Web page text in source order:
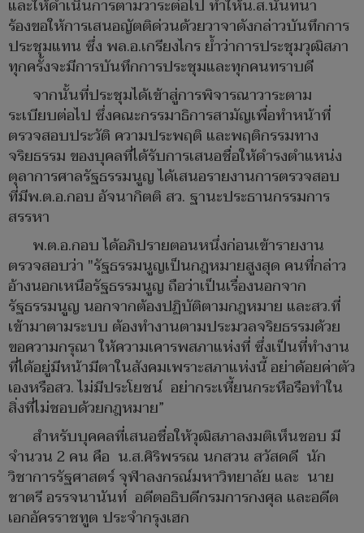
และให้ดำเนินการตามวาระต่อไป ทำให้น.ส.นันทนา
ร้องขอให้การเสนอญัตติด่วนด้วยวาจาดังกล่าวบันทึกการ
ประชุมแทน ซึ่ง พล.อ.เกรียงไกร ย้ำว่าการประชุมวุฒิสภา
ทุกครั้งจะมีการบันทึกการประชุมและทุกคนทราบดี
จากนั้นที่ประชุมได้เข้าสู่การพิจารณาวาระตาม
ระเบียบต่อไป ซึ่งคณะกรรมาธิการสามัญเพื่อทำหน้าที่
ตรวจสอบประวัติ ความประพฤติ และพฤติกรรมทาง
จริยธรรม ของบุคลที่ได้รับการเสนอชื่อให้ดำรงตำแหน่ง
ตุลาการศาลรัฐธรรมนูญ ได้เสนอรายงานการตรวจสอบ
ที่มีพ.ต.อ.กอบ อัจนากิตติ สว. ฐานะประธานกรรมการ
สรรหา
พ.ต.อ.กอบ ได้อภิปรายตอนหนึ่งก่อนเข้ารายงาน
ตรวจสอบว่า "รัฐธรรมนูญเป็นกฎหมายสูงสุด คนที่กล่าว
อ้างนอกเหนือรัฐธรรมนูญ ถือว่าเป็นเรื่องนอกจาก
รัฐธรรมนูญ​ นอกจากต้องปฏิบัติตามกฎหมาย และสว.ที่
เข้ามาตามระบบ ต้องทำงานตามประมวลจริยธรรมด้วย
ขอความกรุณา ให้ความเคารพสภาแห่งที่ ซึ่งเป็นที่ทำงาน
ที่ได้อยู่มีหน้ามีตาในสังคมเพราะสภาแห่งนี้ อย่าด้อยค่าตัว
เองหรือสว. ไม่มีประโยชน์ อย่ากระเหี้ยนกระหือรือทำใน
สิ่งที่ไม่ชอบด้วยกฎหมาย”
สำหรับบุคคลที่เสนอชื่อให้วุฒิสภาลงมติเห็นชอบ มี
จำนวน 2 คน คือ น.ส.ศิริพรรณ นกสวน สวัสดดี นัก
วิชาการรัฐศาสตร์ จุฬาลงกรณ์มหาวิทยาลัย และ นาย
ชาตรี อรรจนานันท์ อดีตอธิบดีกรมการกงศุล และอดีต
เอกอัครราชทูต ประจำกรุงเฮก